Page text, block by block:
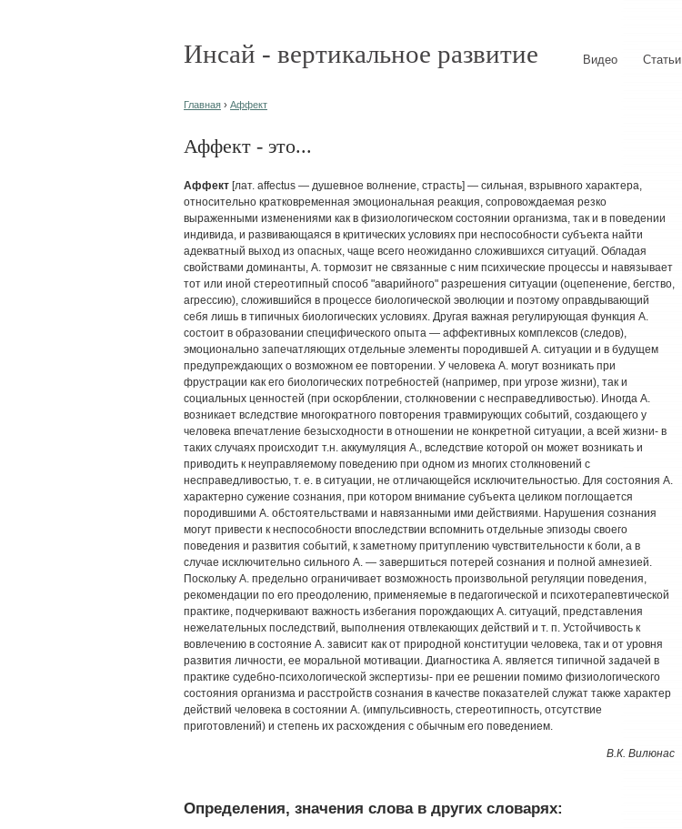
Инсай - вертикальное развитие Видео Статьи
Главная › Аффект
Аффект - это...
Аффект [лат. affectus — душевное волнение, страсть] — сильная, взрывного характера,
относительно кратковременная эмоциональная реакция, сопровождаемая резко
выраженными изменениями как в физиологическом состоянии организма, так и в поведении
индивида, и развивающаяся в критических условиях при неспособности субъекта найти
адекватный выход из опасных, чаще всего неожиданно сложившихся ситуаций. Обладая
свойствами доминанты, А. тормозит не связанные с ним психические процессы и навязывает
тот или иной стереотипный способ "аварийного" разрешения ситуации (оцепенение, бегство,
агрессию), сложившийся в процессе биологической эволюции и поэтому оправдывающий
себя лишь в типичных биологических условиях. Другая важная регулирующая функция А.
состоит в образовании специфического опыта — аффективных комплексов (следов),
эмоционально запечатляющих отдельные элементы породившей А. ситуации и в будущем
предупреждающих о возможном ее повторении. У человека А. могут возникать при
фрустрации как его биологических потребностей (например, при угрозе жизни), так и
социальных ценностей (при оскорблении, столкновении с несправедливостью). Иногда А.
возникает вследствие многократного повторения травмирующих событий, создающего у
человека впечатление безысходности в отношении не конкретной ситуации, а всей жизни- в
таких случаях происходит т.н. аккумуляция А., вследствие которой он может возникать и
приводить к неуправляемому поведению при одном из многих столкновений с
несправедливостью, т. е. в ситуации, не отличающейся исключительностью. Для состояния А.
характерно сужение сознания, при котором внимание субъекта целиком поглощается
породившими А. обстоятельствами и навязанными ими действиями. Нарушения сознания
могут привести к неспособности впоследствии вспомнить отдельные эпизоды своего
поведения и развития событий, к заметному притуплению чувствительности к боли, а в
случае исключительно сильного А. — завершиться потерей сознания и полной амнезией.
Поскольку А. предельно ограничивает возможность произвольной регуляции поведения,
рекомендации по его преодолению, применяемые в педагогической и психотерапевтической
практике, подчеркивают важность избегания порождающих А. ситуаций, представления
нежелательных последствий, выполнения отвлекающих действий и т. п. Устойчивость к
вовлечению в состояние А. зависит как от природной конституции человека, так и от уровня
развития личности, ее моральной мотивации. Диагностика А. является типичной задачей в
практике судебно-психологической экспертизы- при ее решении помимо физиологического
состояния организма и расстройств сознания в качестве показателей служат также характер
действий человека в состоянии А. (импульсивность, стереотипность, отсутствие
приготовлений) и степень их расхождения с обычным его поведением.
В.К. Вилюнас
Определения, значения слова в других словарях: